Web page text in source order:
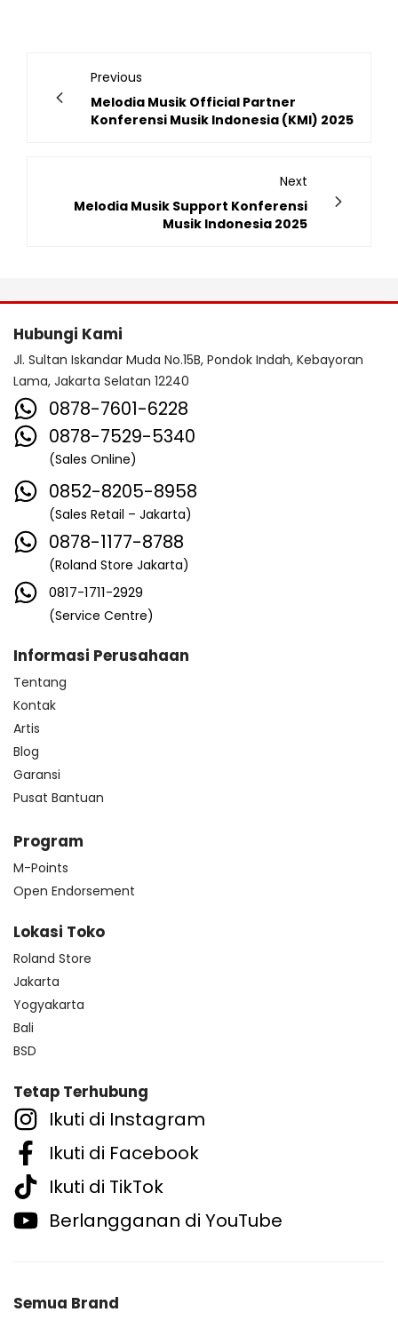
Previous
Melodia Musik Official Partner
Konferensi Musik Indonesia (KMI) 2025
Next
Melodia Musik Support Konferensi
Musik Indonesia 2025
Hubungi Kami
Jl. Sultan Iskandar Muda No.15B, Pondok Indah, Kebayoran
Lama, Jakarta Selatan 12240
0878-7601-6228
0878-7529-5340
(Sales Online)
0852-8205-8958
(Sales Retail – Jakarta)
0878-1177-8788
(Roland Store Jakarta)
0817-1711-2929
(Service Centre)
Informasi Perusahaan
Tentang
Kontak
Artis
Blog
Garansi
Pusat Bantuan
Program
M-Points
Open Endorsement
Lokasi Toko
Roland Store
Jakarta
Yogyakarta
Bali
BSD
Tetap Terhubung
Ikuti di Instagram
Ikuti di Facebook
Ikuti di TikTok
Berlangganan di YouTube
Semua Brand